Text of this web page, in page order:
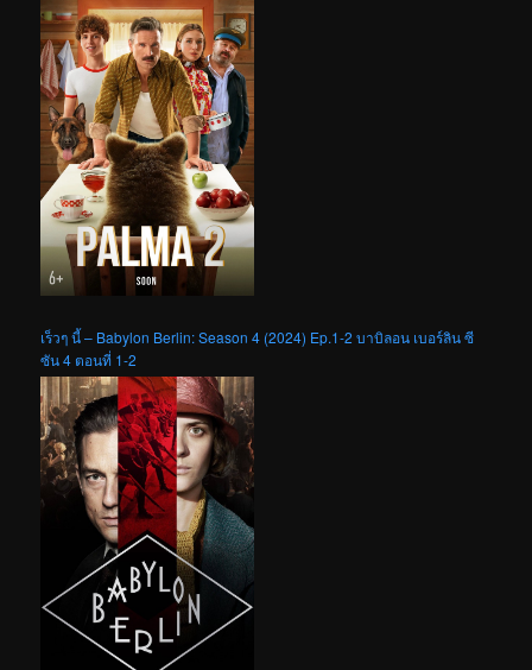
เร็วๆ นี้ – Babylon Berlin: Season 4 (2024) Ep.1-2 บาบิลอน เบอร์ลิน ซี
ซัน 4 ตอนที่ 1-2